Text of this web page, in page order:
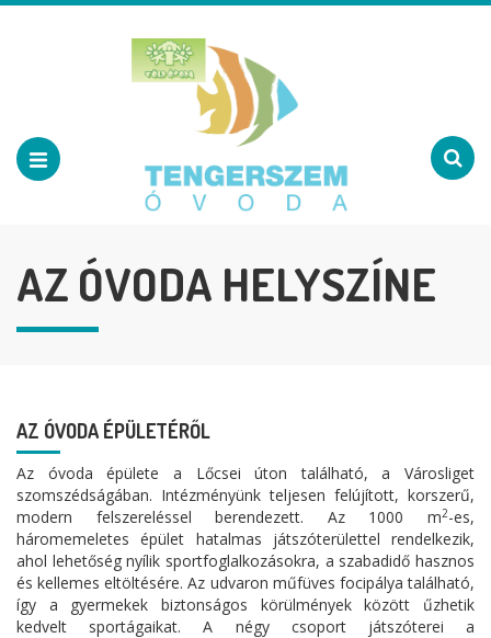
AZ ÓVODA HELYSZÍNE
AZ ÓVODA ÉPÜLETÉRŐL
Az óvoda épülete a Lőcsei úton található, a Városliget
szomszédságában. Intézményünk teljesen felújított, korszerű,
modern felszereléssel berendezett. Az 1000 m2-es,
háromemeletes épület hatalmas játszóterülettel rendelkezik,
ahol lehetőség nyílik sportfoglalkozásokra, a szabadidő hasznos
és kellemes eltöltésére. Az udvaron műfüves focipálya található,
így a gyermekek biztonságos körülmények között űzhetik
kedvelt sportágaikat. A négy csoport játszóterei a